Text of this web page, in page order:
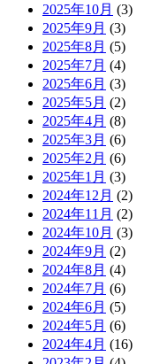
2025年10月 (3)
2025年9月 (3)
2025年8月 (5)
2025年7月 (4)
2025年6月 (3)
2025年5月 (2)
2025年4月 (8)
2025年3月 (6)
2025年2月 (6)
2025年1月 (3)
2024年12月 (2)
2024年11月 (2)
2024年10月 (3)
2024年9月 (2)
2024年8月 (4)
2024年7月 (6)
2024年6月 (5)
2024年5月 (6)
2024年4月 (16)